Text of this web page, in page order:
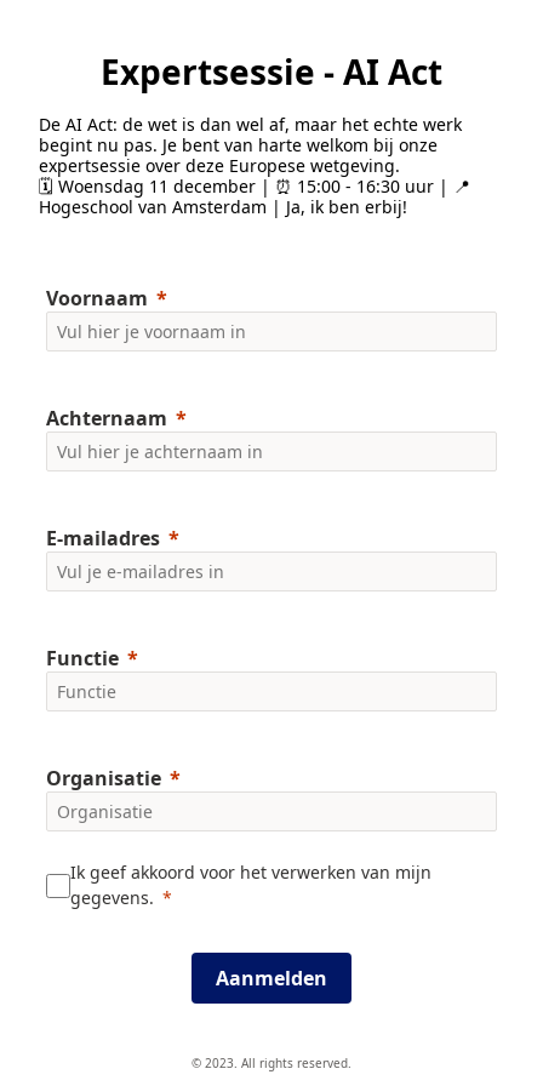
Expertsessie - AI Act
De AI Act: de wet is dan wel af, maar het echte werk
begint nu pas. Je bent van harte welkom bij onze
expertsessie over deze Europese wetgeving.
🗓 Woensdag 11 december | ⏰ 15:00 - 16:30 uur | 📍
Hogeschool van Amsterdam | Ja, ik ben erbij!
Voornaam
Achternaam
E-mailadres
Functie
Organisatie
Ik geef akkoord voor het verwerken van mijn
gegevens.
Aanmelden
© 2023. All rights reserved.